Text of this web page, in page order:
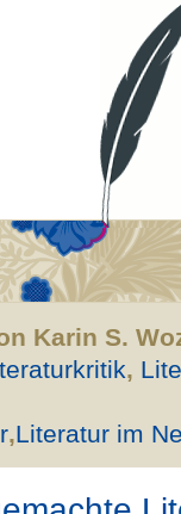
Karin S.
,
,Literatur im